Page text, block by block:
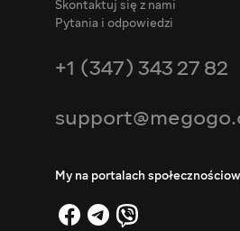
Skontaktuj się z nami
Pytania i odpowiedzi
+1 (347) 343 27 82
My na portalach